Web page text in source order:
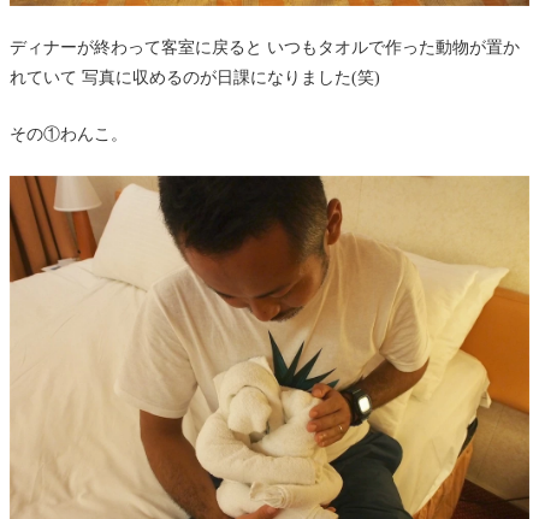
ディナーが終わって客室に戻ると いつもタオルで作った動物が置か
れていて 写真に収めるのが日課になりました(笑)
その①わんこ。